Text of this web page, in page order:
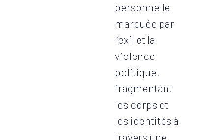
personnelle
marquée par
l’exil et la
violence
politique,
fragmentant
les corps et
les identités à
travers une